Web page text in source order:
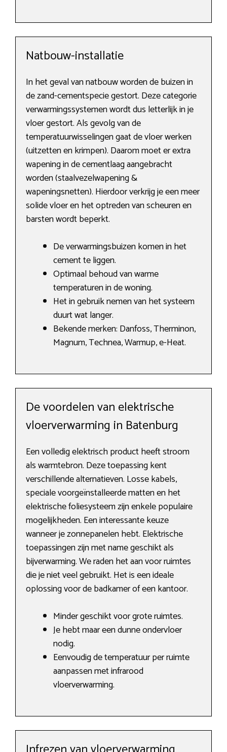
Natbouw-installatie
In het geval van natbouw worden de buizen in
de zand-cementspecie gestort. Deze categorie
verwarmingssystemen wordt dus letterlijk in je
vloer gestort. Als gevolg van de
temperatuurwisselingen gaat de vloer werken
(uitzetten en krimpen). Daarom moet er extra
wapening in de cementlaag aangebracht
worden (staalvezelwapening &
wapeningsnetten). Hierdoor verkrijg je een meer
solide vloer en het optreden van scheuren en
barsten wordt beperkt.
De verwarmingsbuizen komen in het
cement te liggen.
Optimaal behoud van warme
temperaturen in de woning.
Het in gebruik nemen van het systeem
duurt wat langer.
Bekende merken: Danfoss, Therminon,
Magnum, Technea, Warmup, e-Heat.
De voordelen van elektrische
vloerverwarming in Batenburg
Een volledig elektrisch product heeft stroom
als warmtebron. Deze toepassing kent
verschillende alternatieven. Losse kabels,
speciale voorgeïnstalleerde matten en het
elektrische foliesysteem zijn enkele populaire
mogelijkheden. Een interessante keuze
wanneer je zonnepanelen hebt. Elektrische
toepassingen zijn met name geschikt als
bijverwarming. We raden het aan voor ruimtes
die je niet veel gebruikt. Het is een ideale
oplossing voor de badkamer of een kantoor.
Minder geschikt voor grote ruimtes.
Je hebt maar een dunne ondervloer
nodig.
Eenvoudig de temperatuur per ruimte
aanpassen met infrarood
vloerverwarming.